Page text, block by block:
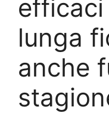
lunga
anche